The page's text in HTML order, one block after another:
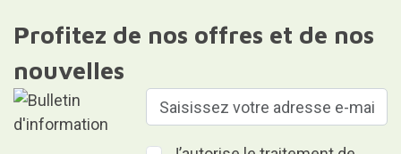
Profitez de nos offres et de nos
nouvelles